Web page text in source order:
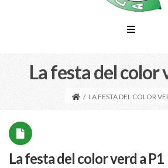
La festa del color
/ LA FESTA DEL COLOR
La festa del color verd a P1